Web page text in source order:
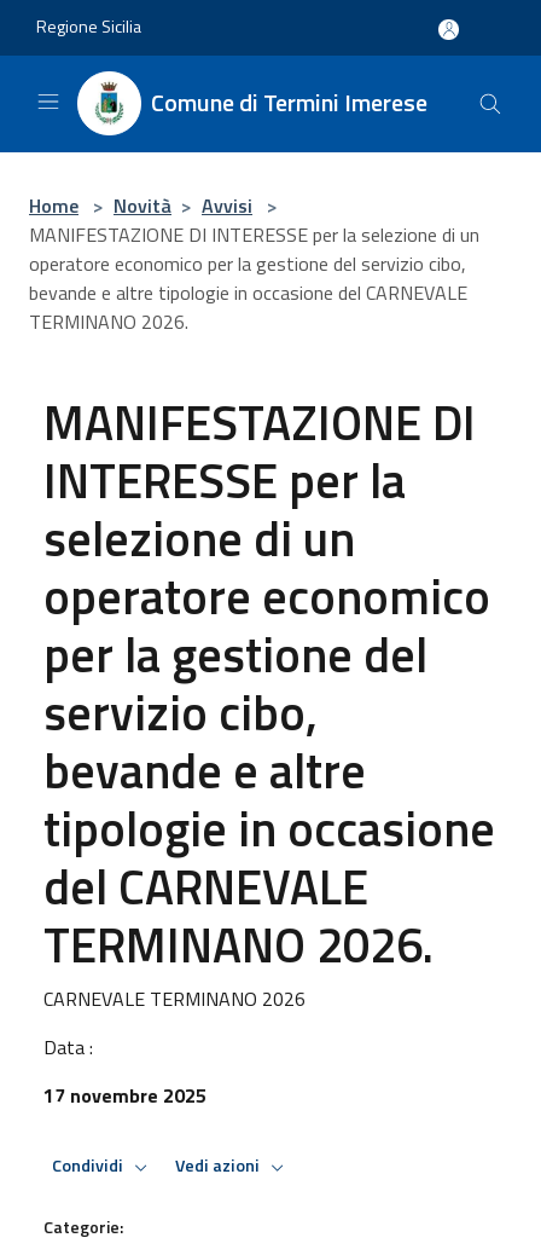
Regione Sicilia
Comune di Termini Imerese
Home > Novità > Avvisi >
MANIFESTAZIONE DI INTERESSE per la selezione di un
operatore economico per la gestione del servizio cibo,
bevande e altre tipologie in occasione del CARNEVALE
TERMINANO 2026.
MANIFESTAZIONE DI
INTERESSE per la
selezione di un
operatore economico
per la gestione del
servizio cibo,
bevande e altre
tipologie in occasione
del CARNEVALE
TERMINANO 2026.
CARNEVALE TERMINANO 2026
Data :
17 novembre 2025
Condividi Vedi azioni
Categorie: